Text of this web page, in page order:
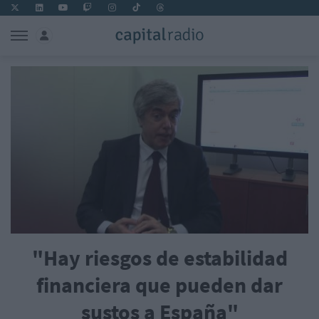
"Hay riesgos de estabilidad
financiera que pueden dar
sustos a España"